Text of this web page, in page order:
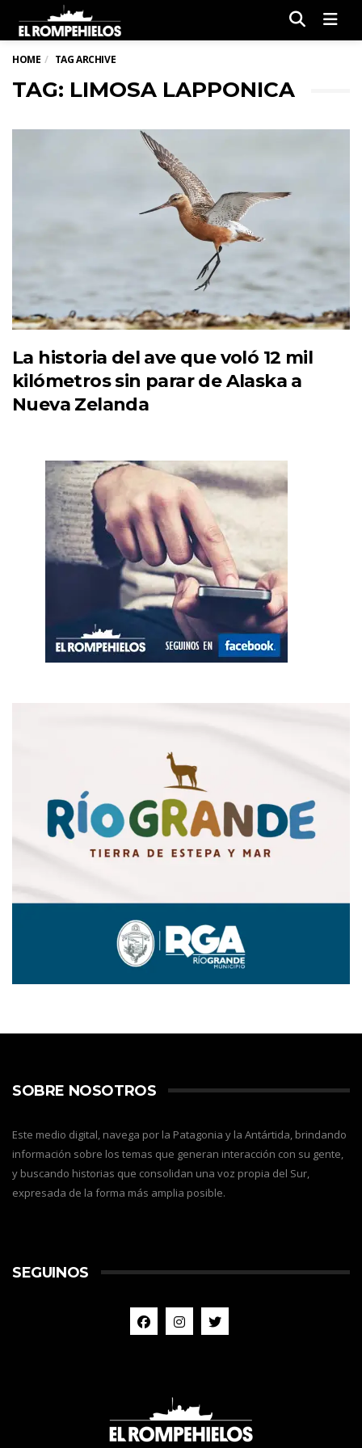
HOME TAG ARCHIVE
TAG: LIMOSA LAPPONICA
La historia del ave que voló 12 mil
kilómetros sin parar de Alaska a
Nueva Zelanda
SOBRE NOSOTROS
Este medio digital, navega por la Patagonia y la Antártida, brindando
información sobre los temas que generan interacción con su gente,
y buscando historias que consolidan una voz propia del Sur,
expresada de la forma más amplia posible.
SEGUINOS